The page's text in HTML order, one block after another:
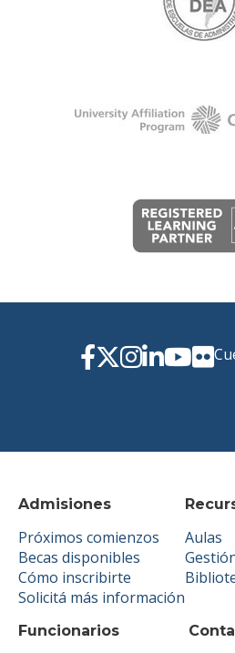
Admisiones
Próximos comienzos
Becas disponibles
Cómo inscribirte
Solicitá más información
Aulas
Funcionarios